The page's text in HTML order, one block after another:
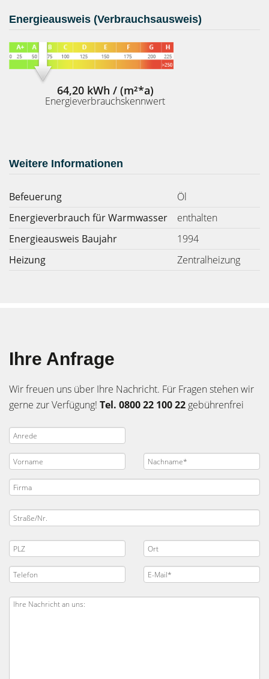
Energieausweis (Verbrauchsausweis)
64,20 kWh / (m²*a)
Energieverbrauchskennwert
Weitere Informationen
Befeuerung
Öl
Energieverbrauch für Warmwasser
enthalten
Energieausweis Baujahr
1994
Heizung
Zentralheizung
Ihre Anfrage
Wir freuen uns über Ihre Nachricht. Für Fragen stehen wir
gerne zur Verfügung! Tel. 0800 22 100 22 gebührenfrei